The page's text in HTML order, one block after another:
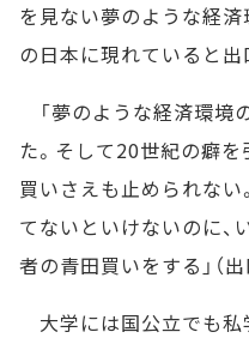
を見ない夢のような経済
の日本に現れていると出
「夢のような経済環境
た。そして20世紀の癖
買いさえも止められな
てないといけないのに、
者の青田買いをする」（出
大学には国公立でも私